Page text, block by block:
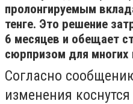
пролонгируемым
тенге. Это решение
6 месяцев и обещает
сюрпризом для многих
Согласно
изменения